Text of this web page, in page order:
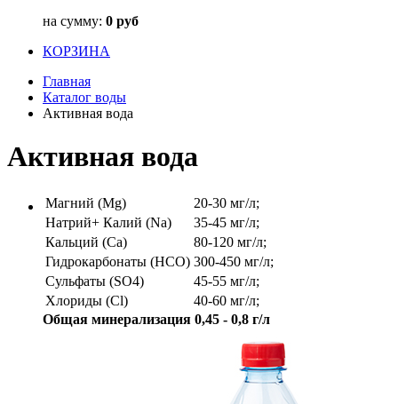
на сумму: 0 руб
КОРЗИНА
Главная
Каталог воды
Активная вода
Активная вода
Магний (Mg)
20-30 мг/л;
Натрий+ Калий (Na)
35-45 мг/л;
Кальций (Ca)
80-120 мг/л;
Гидрокарбонаты (HCO) 300-450 мг/л;
Сульфаты (SO4)
45-55 мг/л;
Хлориды (Cl)
40-60 мг/л;
Общая минерализация 0,45 - 0,8 г/л